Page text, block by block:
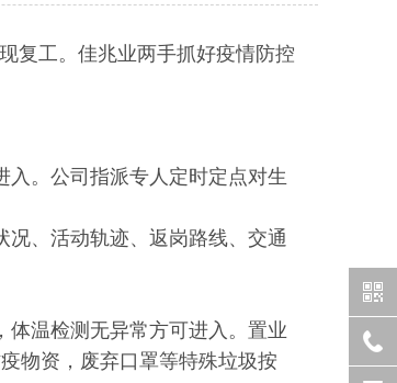
复工。佳兆业两手抓好疫情防控
。公司指派专人定时定点对生
况、活动轨迹、返岗路线、交通
温检测无异常方可进入。置业
物资，废弃口罩等特殊垃圾按